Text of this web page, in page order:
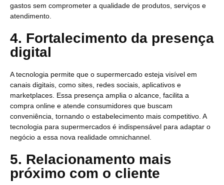
gastos sem comprometer a qualidade de produtos, serviços e
atendimento.
4. Fortalecimento da presença
digital
A tecnologia permite que o supermercado esteja visível em
canais digitais, como sites, redes sociais, aplicativos e
marketplaces. Essa presença amplia o alcance, facilita a
compra online e atende consumidores que buscam
conveniência, tornando o estabelecimento mais competitivo. A
tecnologia para supermercados é indispensável para adaptar o
negócio a essa nova realidade omnichannel.
5. Relacionamento mais
próximo com o cliente